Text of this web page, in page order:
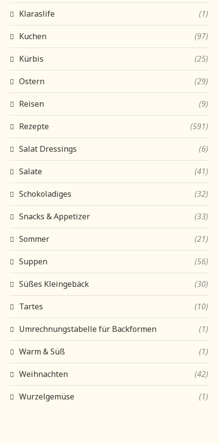
Klaraslife (1)
Kuchen (97)
Kürbis (25)
Ostern (29)
Reisen (9)
Rezepte (591)
Salat Dressings (6)
Salate (41)
Schokoladiges (32)
Snacks & Appetizer (33)
Sommer (21)
Suppen (56)
Süßes Kleingebäck (30)
Tartes (10)
Umrechnungstabelle für Backformen (1)
Warm & Süß (1)
Weihnachten (42)
Wurzelgemüse (1)